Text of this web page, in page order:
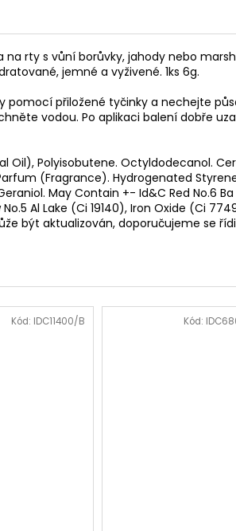
na rty s vůní borůvky, jahody nebo
jemné a vyživené. 1ks 6g.
pomocí přiložené tyčinky a nechejte
vodou. Po aplikaci balení dobře
Oil), Polyisobutene. Octyldodecanol.
(Fragrance). Hydrogenated
May Contain +- Id&C Red No.6 Ba
Al Lake (Ci 19140), Iron Oxide (Ci
být aktualizován, doporučujeme se
Kód: IDC11400/B Kód: